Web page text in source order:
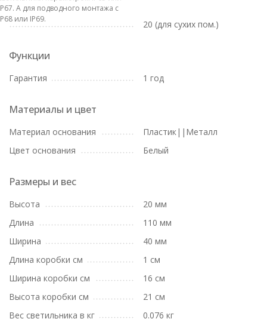
А для подводного монтажа с
или IP69.
20 (для сухих пом.)
Функции
Гарантия 1 год
Материалы и цвет
Материал основания
Пластик||Металл
Цвет основания
Белый
Размеры и вес
Высота
20 мм
Длина
110 мм
Ширина
40 мм
Длина коробки см
1 см
Ширина коробки см
16 см
Высота коробки см
21 см
Вес светильника в кг
0.076 кг